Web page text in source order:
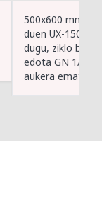
500x600 mm-ko
duen UX-150
dugu, ziklo
edota GN 1/1
aukera ematen